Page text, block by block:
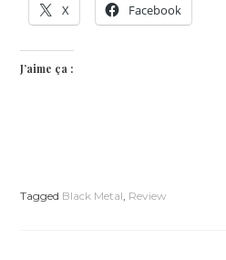
X Facebook
J’aime ça :
Tagged Black Metal Review